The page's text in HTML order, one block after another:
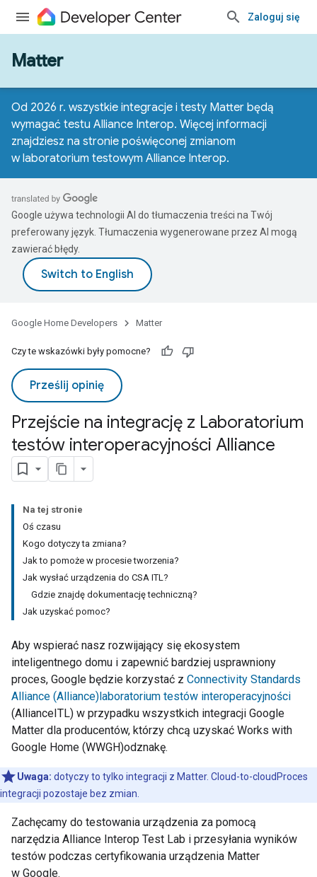
Zaloguj się
Matter
Od 2026 r. wszystkie integracje i testy Matter będą
wymagać testu Alliance Interop. Więcej informacji
znajdziesz na stronie poświęconej zmianom
w laboratorium testowym Alliance Interop.
Google używa technologii AI do tłumaczenia treści na Twój
preferowany język. Tłumaczenia wygenerowane przez AI mogą
zawierać błędy.
Google Home Developers Matter
Czy te wskazówki były pomocne?
Prześlij opinię
Przejście na integrację z Laboratorium
testów interoperacyjności Alliance
Na tej stronie
Oś czasu
Kogo dotyczy ta zmiana?
Jak to pomoże w procesie tworzenia?
Jak wysłać urządzenia do CSA ITL?
Gdzie znajdę dokumentację techniczną?
Jak uzyskać pomoc?
Aby wspierać nasz rozwijający się ekosystem
inteligentnego domu i zapewnić bardziej usprawniony
proces, Google będzie korzystać z Connectivity Standards
Alliance (Alliance)laboratorium testów interoperacyjności
(AllianceITL) w przypadku wszystkich integracji Google
Matter dla producentów, którzy chcą uzyskać Works with
Google Home (WWGH)odznakę.
Uwaga: dotyczy to tylko integracji z Matter. Cloud-to-cloud Proces
integracji pozostaje bez zmian.
Zachęcamy do testowania urządzenia za pomocą
narzędzia Alliance Interop Test Lab i przesyłania wyników
testów podczas certyfikowania urządzenia Matter
w Google.